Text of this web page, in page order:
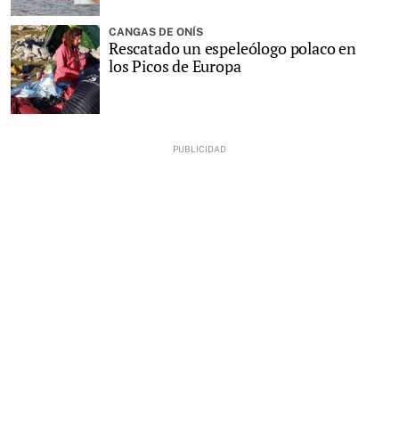
CANGAS DE ONÍS
Rescatado un espeleólogo polaco en
los Picos de Europa